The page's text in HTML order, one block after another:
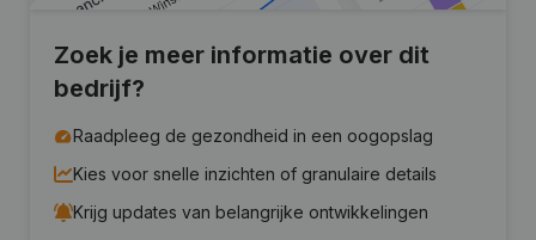
Zoek je meer informatie over dit
bedrijf?
Raadpleeg de gezondheid in een oogopslag
Kies voor snelle inzichten of granulaire details
Krijg updates van belangrijke ontwikkelingen